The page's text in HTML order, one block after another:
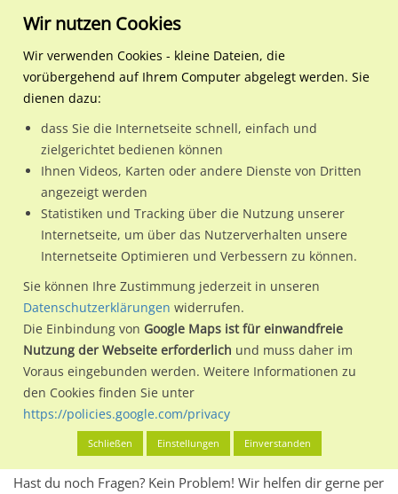
Regionale Plakatwerbung Saarland
Schwalbach
Hauptstr. 111
Hauptstr. 111
66773 / Schwalbach / Innenstadt
Nutze günstige Werbemöglichkeiten am Standort Hauptstr.
im Ortsteil Innenstadt)in Schwalbach.
Wir erheben für jede unserer Werbeflächen individuelle und
aktuelleStandortinformationenundLeistungswerte
kannst du dich schon vor der Buchung im Detail über den
Standort, seine Reichweite und Werbewirkung sowie
eventuelle Beschränkungen in den zugelassenen
Werbeinhalten informieren.
Alles klar? Dann findest du direkt im unteren Teil dieser Seite
Buchungdes Standorts.
Hast du noch Fragen? Kein Problem! Wir helfen dir gerne per
Wir nutzen Cookies
Wir verwenden Cookies - kleine Dateien, die
vorübergehend auf Ihrem Computer abgelegt werden. Sie
dienen dazu:
dass Sie die Internetseite schnell, einfach und
zielgerichtet bedienen können
Ihnen Videos, Karten oder andere Dienste von Dritten
angezeigt werden
Statistiken und Tracking über die Nutzung unserer
Internetseite, um über das Nutzerverhalten unsere
Internetseite Optimieren und Verbessern zu können.
Sie können Ihre Zustimmung jederzeit in unseren
Datenschutzerklärungen widerrufen.
Die Einbindung von Google Maps ist für einwandfreie
Nutzung der Webseite erforderlich und muss daher im
Voraus eingebunden werden. Weitere Informationen zu
den Cookies finden Sie unter
https://policies.google.com/privacy
Schließen Einstellungen Einverstanden